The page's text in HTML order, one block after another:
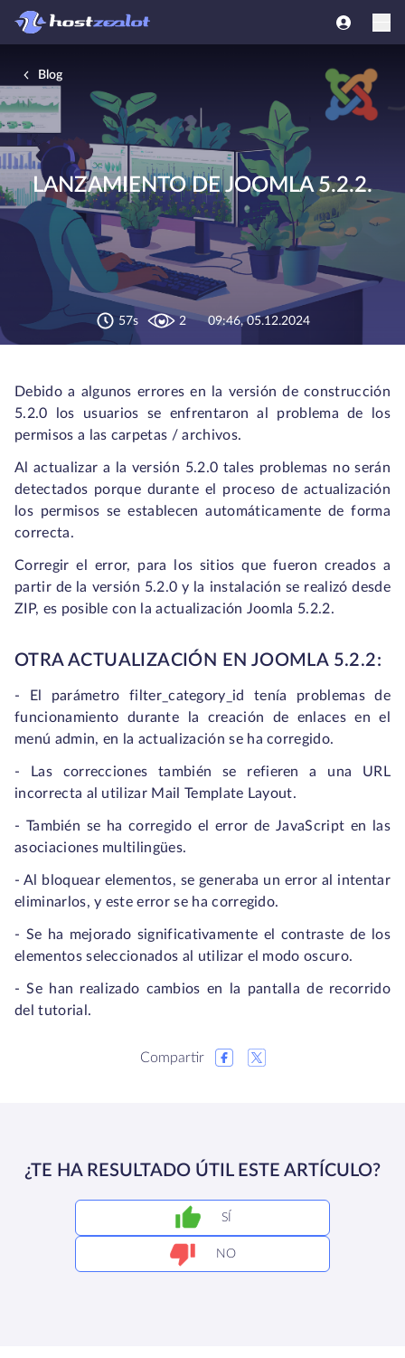
Blog
LANZAMIENTO DE JOOMLA 5.2.2.
57s 2 09:46, 05.12.2024
Debido a algunos errores en la versión de construcción
5.2.0 los usuarios se enfrentaron al problema de los
permisos a las carpetas / archivos.
Al actualizar a la versión 5.2.0 tales problemas no serán
detectados porque durante el proceso de actualización
los permisos se establecen automáticamente de forma
correcta.
Corregir el error, para los sitios que fueron creados a
partir de la versión 5.2.0 y la instalación se realizó desde
ZIP, es posible con la actualización Joomla 5.2.2.
OTRA ACTUALIZACIÓN EN JOOMLA 5.2.2:
- El parámetro filter_category_id tenía problemas de
funcionamiento durante la creación de enlaces en el
menú admin, en la actualización se ha corregido.
- Las correcciones también se refieren a una URL
incorrecta al utilizar Mail Template Layout.
- También se ha corregido el error de JavaScript en las
asociaciones multilingües.
- Al bloquear elementos, se generaba un error al intentar
eliminarlos, y este error se ha corregido.
- Se ha mejorado significativamente el contraste de los
elementos seleccionados al utilizar el modo oscuro.
- Se han realizado cambios en la pantalla de recorrido
del tutorial.
Compartir
¿TE HA RESULTADO ÚTIL ESTE ARTÍCULO?
SÍ
NO